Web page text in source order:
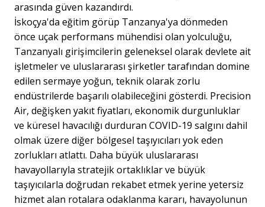
arasında güven kazandırdı.
İskoçya'da eğitim görüp Tanzanya'ya dönmeden
önce uçak performans mühendisi olan yolculuğu,
Tanzanyalı girişimcilerin geleneksel olarak devlete ait
işletmeler ve uluslararası şirketler tarafından domine
edilen sermaye yoğun, teknik olarak zorlu
endüstrilerde başarılı olabileceğini gösterdi. Precision
Air, değişken yakıt fiyatları, ekonomik durgunluklar
ve küresel havacılığı durduran COVID-19 salgını dahil
olmak üzere diğer bölgesel taşıyıcıları yok eden
zorlukları atlattı. Daha büyük uluslararası
havayollarıyla stratejik ortaklıklar ve büyük
taşıyıcılarla doğrudan rekabet etmek yerine yetersiz
hizmet alan rotalara odaklanma kararı, havayolunun